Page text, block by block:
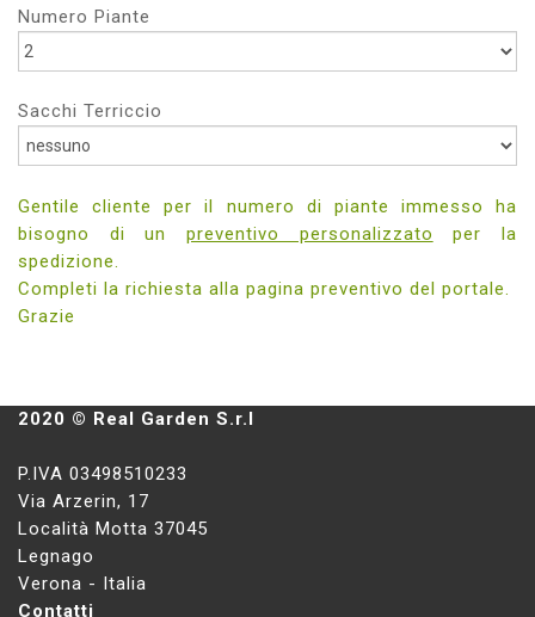
Numero Piante
Sacchi Terriccio
Gentile cliente per il numero di piante immesso ha
bisogno di un preventivo personalizzato per la
spedizione.
Completi la richiesta alla pagina preventivo del portale.
Grazie
2020 © Real Garden S.r.l
P.IVA 03498510233
Via Arzerin, 17
Località Motta 37045
Legnago
Verona - Italia
Contatti